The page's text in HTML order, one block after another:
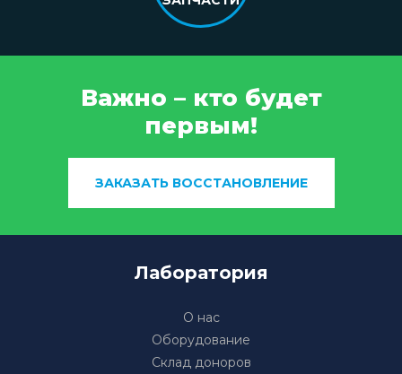
Важно – кто будет
первым!
ЗАКАЗАТЬ ВОССТАНОВЛЕНИЕ
Лаборатория
О нас
Оборудование
Склад доноров